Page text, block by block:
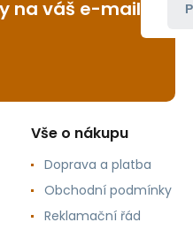
na váš e-mail
Vše o nákupu
Doprava a platba
Obchodní podmínky
Reklamační řád